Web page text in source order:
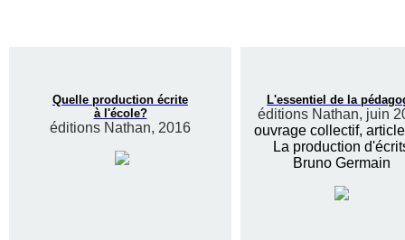
Quelle production écrite
à l'école?
éditions Nathan, 2016
L'essentiel de la
éditions Nathan, juin
ouvrage collectif,
La production
Bruno Germain